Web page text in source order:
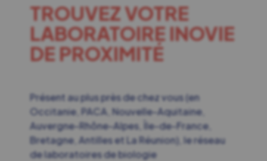
TROUVEZ VOTRE
LABORATOIRE INOVIE
DE PROXIMITÉ
Présent au plus près de chez vous (en
Occitanie, PACA, Nouvelle-Aquitaine,
Auvergne-Rhône-Alpes, Île-de-France,
Bretagne, Antilles et La Réunion), le réseau
de laboratoires de biologie